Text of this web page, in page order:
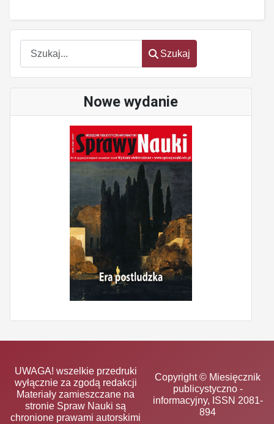
Szukaj
Szukaj
Nowe wydanie
UWAGA! wszelkie przedruki
wyłącznie za zgodą redakcji
Materiały zamieszczane na
stronie Spraw Nauki są
chronione prawami autorskimi
Copyright © Miesięcznik
publicystyczno -
informacyjny, ISSN 2081-
894